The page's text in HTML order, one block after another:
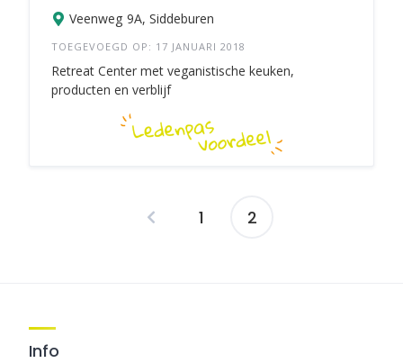
Veenweg 9A, Siddeburen
TOEGEVOEGD OP: 17 JANUARI 2018
Retreat Center met veganistische keuken,
producten en verblijf
Berichten
1 2
Info